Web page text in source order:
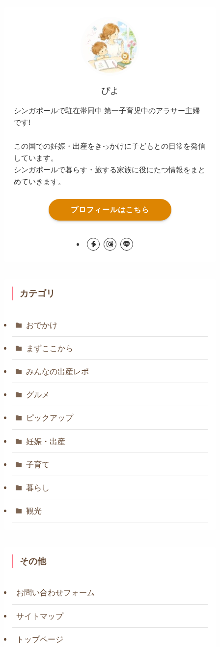
ぴよ
シンガポールで駐在帯同中 第一子育児中のアラサー主婦
です!
この国での妊娠・出産をきっかけに子どもとの日常を発信
しています。
シンガポールで暮らす・旅する家族に役にたつ情報をまと
めていきます。
プロフィールはこちら
カテゴリ
おでかけ
まずここから
みんなの出産レポ
グルメ
ピックアップ
妊娠・出産
子育て
暮らし
観光
その他
お問い合わせフォーム
サイトマップ
トップページ